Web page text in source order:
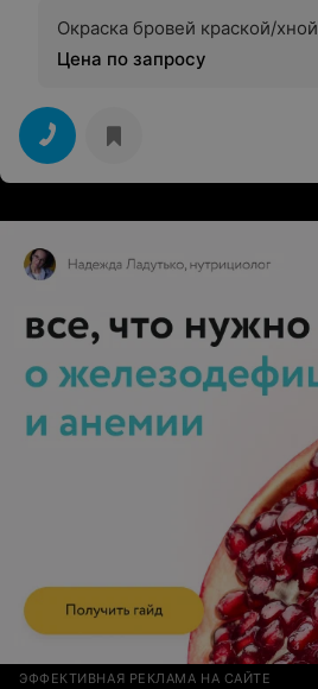
Окраска бровей краской/хной
Цена по запросу
ЭФФЕКТИВНАЯ РЕКЛАМА НА САЙТЕ